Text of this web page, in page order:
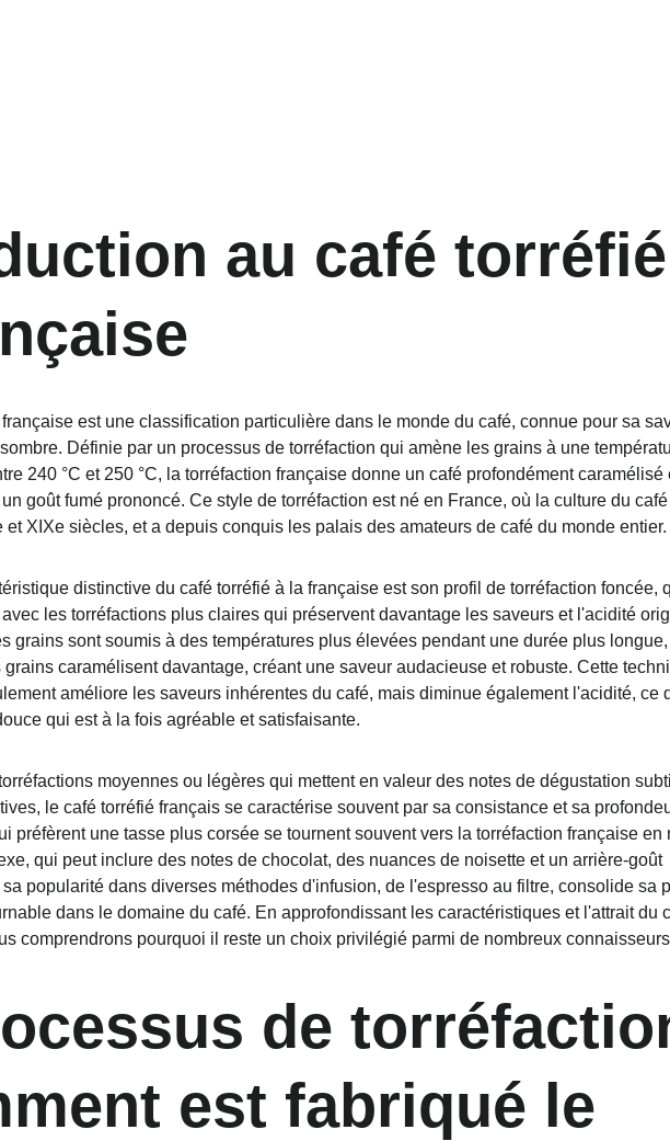
au café
française est une classification particulière dans le monde du café, connue pour sa
Définie par un processus de torréfaction qui amène les grains à une
240 °C et 250 °C, la torréfaction française donne un café profondément caramélisé
goût fumé prononcé. Ce style de torréfaction est né en France, où la culture du café
et XIXe siècles, et a depuis conquis les palais des amateurs de café du monde entier.
distinctive du café torréfié à la française est son profil de torréfaction foncée,
les torréfactions plus claires qui préservent davantage les saveurs et l'acidité
grains sont soumis à des températures plus élevées pendant une durée plus
caramélisent davantage, créant une saveur audacieuse et robuste. Cette
améliore les saveurs inhérentes du café, mais diminue également l'acidité, ce
qui est à la fois agréable et satisfaisante.
moyennes ou légères qui mettent en valeur des notes de dégustation
le café torréfié français se caractérise souvent par sa consistance et sa
préfèrent une tasse plus corsée se tournent souvent vers la torréfaction française en
qui peut inclure des notes de chocolat, des nuances de noisette et un arrière-goût
popularité dans diverses méthodes d'infusion, de l'espresso au filtre, consolide sa
dans le domaine du café. En approfondissant les caractéristiques et l'attrait du
comprendrons pourquoi il reste un choix privilégié parmi de nombreux
de
est fabriqué le